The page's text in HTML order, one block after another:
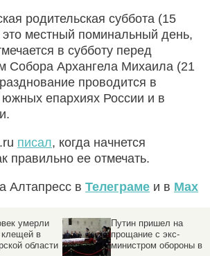
родительская суббота (15
местный поминальный день,
в субботу перед
Собора Архангела Михаила (21
проводится в
южных епархиях России и в
писал, когда начнется
правильно ее отмечать.
Алтапресс в Телеграме и в Max
умерли
клещей в
области
Путин пришел на
прощание с экс-
министром обороны в